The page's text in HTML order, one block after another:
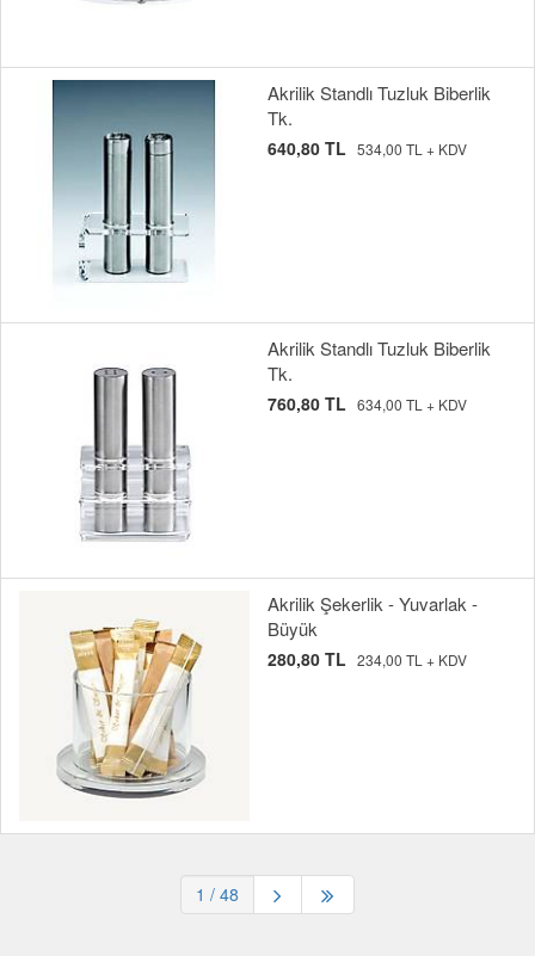
Akrilik Standlı Tuzluk Biberlik
Tk.
640,80 TL 534,00 TL + KDV
Akrilik Standlı Tuzluk Biberlik
Tk.
760,80 TL 634,00 TL + KDV
Akrilik Şekerlik - Yuvarlak -
Büyük
280,80 TL 234,00 TL + KDV
1 / 48